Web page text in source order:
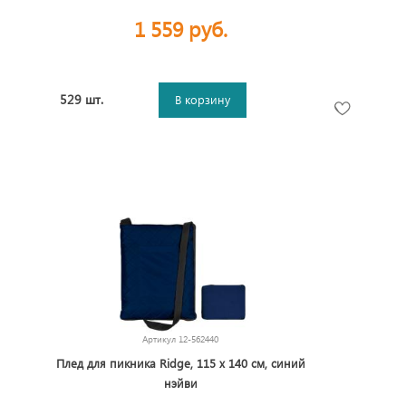
1 559 руб.
529 шт. В корзину
Артикул 12-562440
Плед для пикника Ridge, 115 х 140 см, синий
нэйви